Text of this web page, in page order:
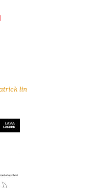
lin